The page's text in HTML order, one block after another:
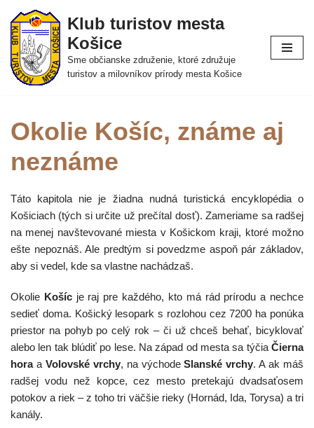
Skip
to
content
Klub turistov mesta
Košice
Sme občianske združenie, ktoré združuje
turistov a milovníkov prírody mesta Košice
Okolie Košíc, známe aj
neznáme
Táto kapitola nie je žiadna nudná turistická encyklopédia o
Košiciach (tých si určite už prečítal dosť). Zameriame sa radšej
na menej navštevované miesta v Košickom kraji, ktoré možno
ešte nepoznáš. Ale predtým si povedzme aspoň pár základov,
aby si vedel, kde sa vlastne nachádzaš.
Okolie Košícje raj pre každého, kto má rád prírodu a nechce
sedieť doma. Košický lesopark s rozlohou cez 7200 ha ponúka
priestor na pohyb po celý rok – či už chceš behať, bicyklovať
alebo len tak blúdiť po lese. Na západ od mesta sa týčia Čierna
horaa Volovské vrchy, na východeSlanské vrchy.A ak máš
radšej vodu než kopce, cez mesto pretekajú dvadsaťosem
potokov a riek – z toho tri väčšie rieky (Hornád, Ida, Torysa) a tri
kanály.